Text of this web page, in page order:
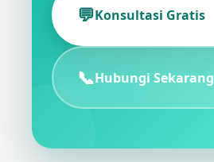
💬Konsultasi Gratis
📞Hubungi Sekarang